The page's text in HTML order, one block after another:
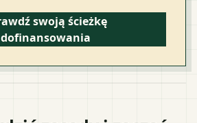
swoją ścieżkę
dofinansowania